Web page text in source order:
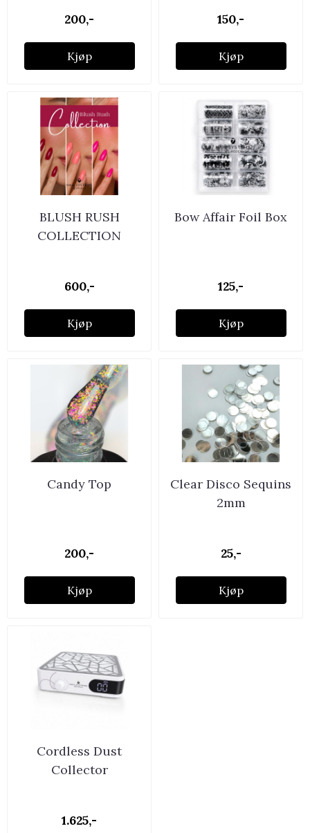
200,-
Kjøp
150,-
Kjøp
BLUSH RUSH
COLLECTION
600,-
Kjøp
Bow Affair Foil Box
125,-
Kjøp
Candy Top
200,-
Kjøp
Clear Disco Sequins
2mm
25,-
Kjøp
Cordless Dust
Collector
1.625,-